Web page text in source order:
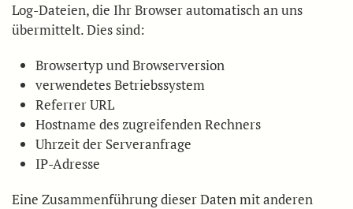
Log-Dateien, die Ihr Browser automatisch an uns
übermittelt. Dies sind:
Browsertyp und Browserversion
verwendetes Betriebssystem
Referrer URL
Hostname des zugreifenden Rechners
Uhrzeit der Serveranfrage
IP-Adresse
Eine Zusammenführung dieser Daten mit anderen